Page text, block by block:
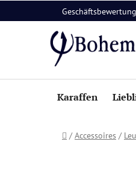
Inhalt
Geschäftsbewertung
Karaffen
Startseite
/ Accessoires /